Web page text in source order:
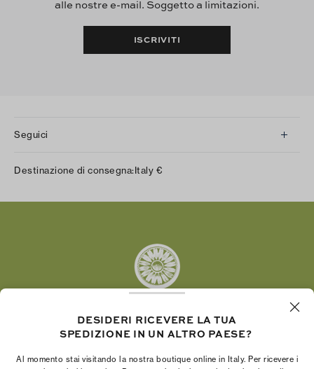
alle nostre e-mail. Soggetto a limitazioni.
ISCRIVITI
Seguici
Twitter
LinkedIn
Destinazione di consegna:Italy €
La Fondazione Tory Burch promuove
DESIDERI RICEVERE LA TUA
SPEDIZIONE IN UN ALTRO PAESE?
Al momento stai visitando la nostra boutique online in Italy. Per ricevere i